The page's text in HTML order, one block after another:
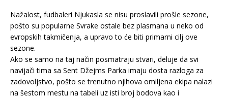
Nažalost, fudbaleri Njukasla se nisu proslavili prošle sezone,
pošto su popularne Svrake ostale bez plasmana u neko od
evropskih takmičenja, a upravo to će biti primarni cilj ove
sezone.
Ako se samo na taj način posmatraju stvari, deluje da svi
navijači tima sa Sent Džejms Parka imaju dosta razloga za
zadovoljstvo, pošto se trenutno njihova omiljena ekipa nalazi
na šestom mestu na tabeli uz isti broj bodova kao i